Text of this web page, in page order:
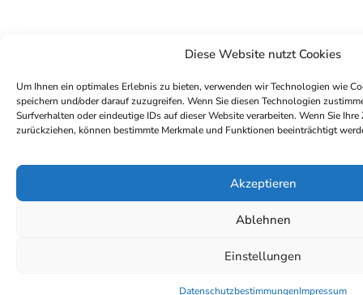
Diese Website nutzt Cookies
Um Ihnen ein optimales Erlebnis zu bieten, verwenden wir Technologien wie
speichern und/oder darauf zuzugreifen. Wenn Sie diesen Technologien
Surfverhalten oder eindeutige IDs auf dieser Website verarbeiten. Wenn Sie
zurückziehen, können bestimmte Merkmale und Funktionen beeinträchtigt
Akzeptieren
Ablehnen
Einstellungen
DatenschutzbestimmungenImpressum